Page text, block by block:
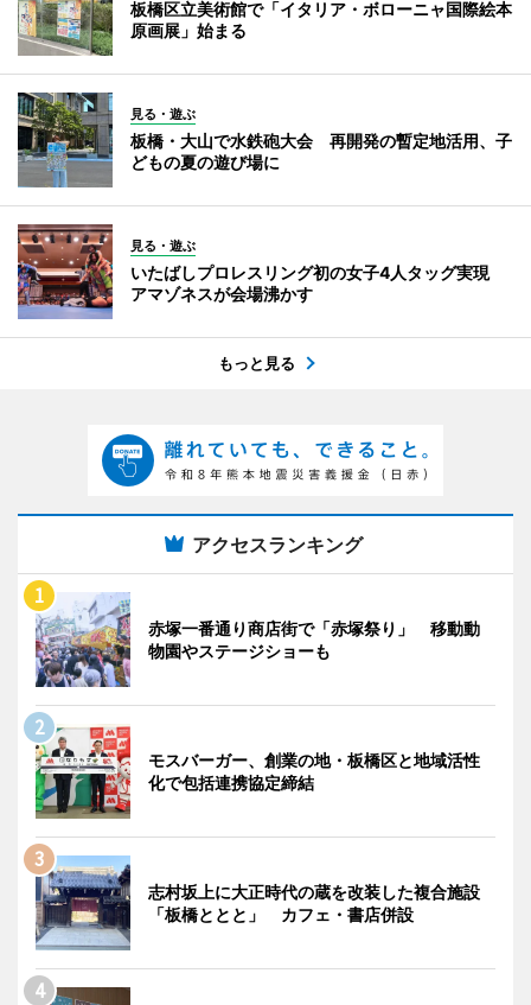
板橋区立美術館で「イタリア・ボローニャ国際絵本
原画展」始まる
見る・遊ぶ
板橋・大山で水鉄砲大会 再開発の暫定地活用、子
どもの夏の遊び場に
見る・遊ぶ
いたばしプロレスリング初の女子4人タッグ実現
アマゾネスが会場沸かす
もっと見る
アクセスランキング
赤塚一番通り商店街で「赤塚祭り」 移動動
物園やステージショーも
モスバーガー、創業の地・板橋区と地域活性
化で包括連携協定締結
志村坂上に大正時代の蔵を改装した複合施設
「板橋ととと」 カフェ・書店併設